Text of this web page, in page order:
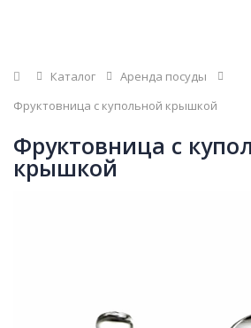
Главная
Каталог
Аренда посуды
Фруктовница с купольной крышкой
Фруктовница с
крышкой